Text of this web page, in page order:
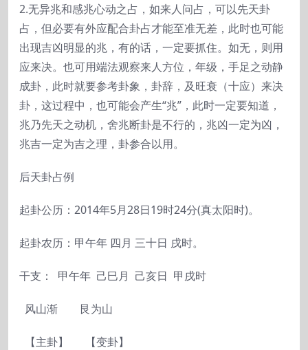
2.无异兆和感兆心动之占，如来人问占，可以先天卦
占，但必要有外应配合卦占才能至准无差，此时也可能
出现吉凶明显的兆，有的话，一定要抓住。如无，则用
应来决。也可用端法观察来人方位，年级，手足之动静
成卦，此时就要参考卦象，卦辞，及旺衰（十应）来决
卦，这过程中，也可能会产生“兆”，此时一定要知道，
兆乃先天之动机，舍兆断卦是不行的，兆凶一定为凶，
兆吉一定为吉之理，卦参合以用。
后天卦占例
起卦公历：2014年5月28日19时24分(真太阳时)。
起卦农历：甲午年 四月 三十日 戌时。
干支： 甲午年 己巳月 己亥日 甲戌时
风山渐 艮为山
【主卦】 【变卦】